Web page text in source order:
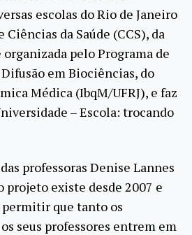
escolas do Rio de Janeiro
da Saúde (CCS), da
pelo Programa de
em Biociências, do
Médica (IbqM/UFRJ), e faz
– Escola: trocando
professoras Denise Lannes
projeto existe desde 2007 e
que tanto os
seus professores entrem em